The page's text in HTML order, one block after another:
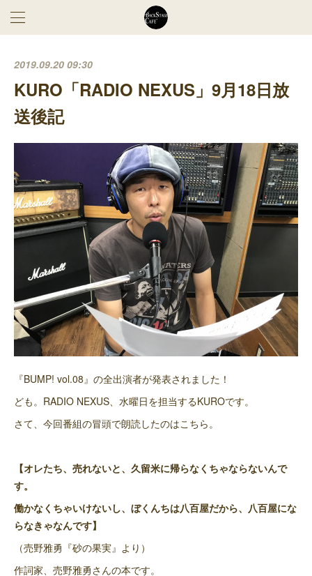
2019.09.20 09:30
KURO「RADIO NEXUS」9月18日放
送後記
『BUMP! vol.08』の全出演者が発表されました！
ども。RADIO NEXUS、水曜日を担当するKUROです。
さて、今回番組の冒頭で朗読したのはこちら。
【オレたち、売れないと、久留米に帰らなくちゃならないんで
す。
働かなくちゃいけないし、ぼくんちは八百屋だから、八百屋にな
らなきゃなんです】
（売野雅勇『砂の果実』より）
作詞家、売野雅勇さんの本です。